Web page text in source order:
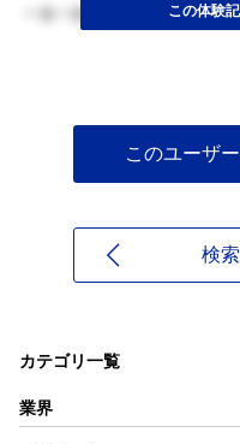
一文一文を短く書くようにし
この体験
このユーザ
検
カテゴリ一覧
業界